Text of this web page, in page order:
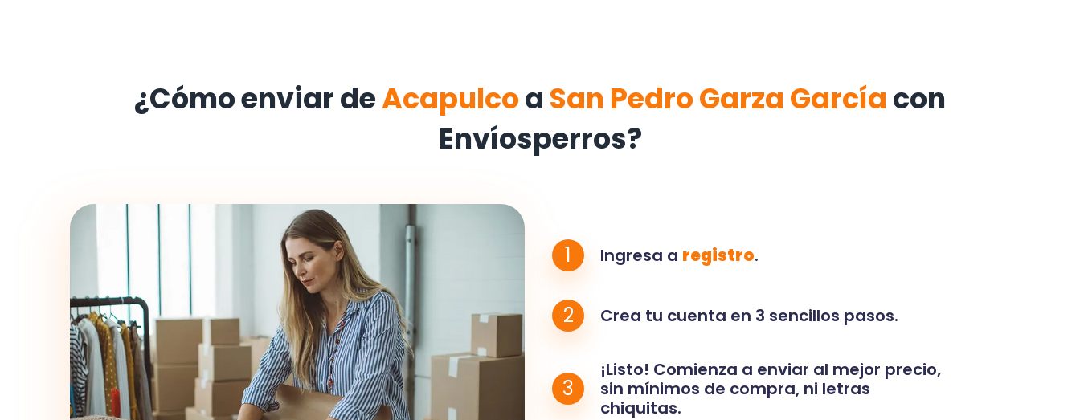
¿Cómo enviar deAcapulcoa San Pedro Garza García con
Envíosperros?
1 Ingresa a registro.
2 Crea tu cuenta en 3 sencillos pasos.
3
¡Listo! Comienza a enviar al mejor precio,
sin mínimos de compra, ni letras
chiquitas.